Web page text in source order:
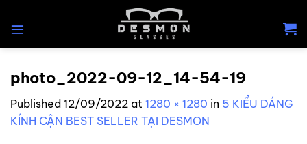
photo_2022-09-12_14-54-19
Published 12/09/2022 at 1280 × 1280 in 5 KIỂU DÁNG
KÍNH CẬN BEST SELLER TẠI DESMON